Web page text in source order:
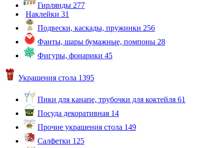
Гирлянды 277
Наклейки 31
Подвески, каскады, пружинки 256
Фанты, шары бумажные, помпоны 28
Фигуры, фонарики 45
Украшения стола 1395
Пики для канапе, трубочки для коктейля 61
Посуда декоративная 14
Прочие украшения стола 149
Салфетки 125